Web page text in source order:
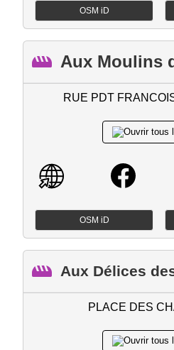
OSM iD
Aux Moulins
RUE PDT
OSM iD
Aux Délices
PLACE DES